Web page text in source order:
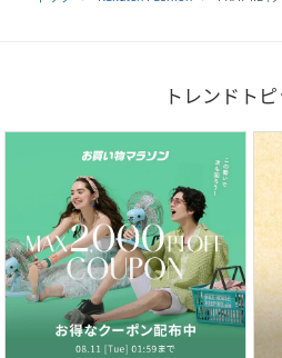
トレンドト